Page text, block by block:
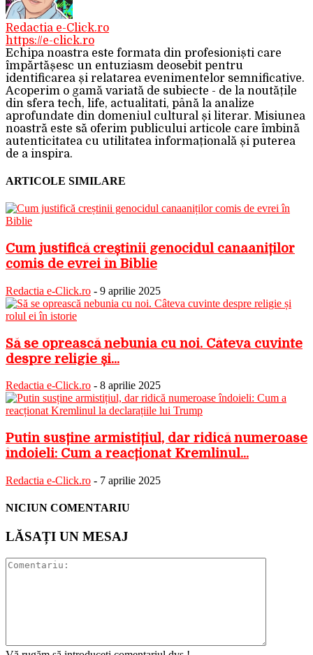
Redactia e-Click.ro
https://e-click.ro
Echipa noastra este formata din profesioniști care
împărtășesc un entuziasm deosebit pentru
identificarea și relatarea evenimentelor semnificative.
Acoperim o gamă variată de subiecte - de la noutățile
din sfera tech, life, actualitati, până la analize
aprofundate din domeniul cultural și literar. Misiunea
noastră este să oferim publicului articole care îmbină
autenticitatea cu utilitatea informațională și puterea
de a inspira.
ARTICOLE SIMILARE
Cum justifică creștinii genocidul canaaniților
comis de evrei în Biblie
Redactia e-Click.ro - 9 aprilie 2025
Să se oprească nebunia cu noi. Câteva cuvinte
despre religie și...
Redactia e-Click.ro - 8 aprilie 2025
Putin susține armistițiul, dar ridică numeroase
îndoieli: Cum a reacționat Kremlinul...
Redactia e-Click.ro - 7 aprilie 2025
NICIUN COMENTARIU
LĂSAȚI UN MESAJ